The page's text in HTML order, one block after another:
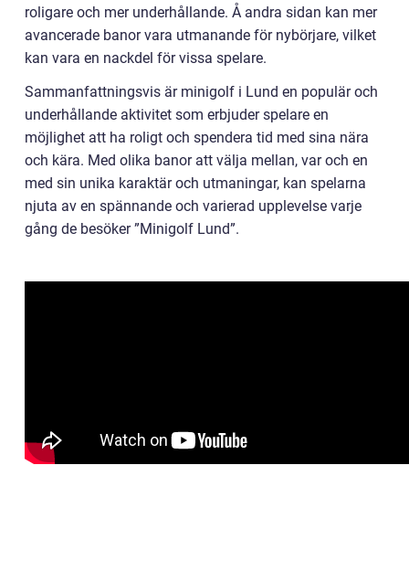
roligare och mer underhållande. Å andra sidan kan mer
avancerade banor vara utmanande för nybörjare, vilket
kan vara en nackdel för vissa spelare.
Sammanfattningsvis är minigolf i Lund en populär och
underhållande aktivitet som erbjuder spelare en
möjlighet att ha roligt och spendera tid med sina nära
och kära. Med olika banor att välja mellan, var och en
med sin unika karaktär och utmaningar, kan spelarna
njuta av en spännande och varierad upplevelse varje
gång de besöker ”Minigolf Lund”.